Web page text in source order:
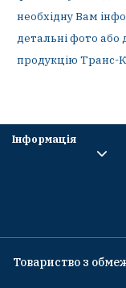
необхідну Вам
детальні фото
продукцію Транс-
Інформація
Товариство з